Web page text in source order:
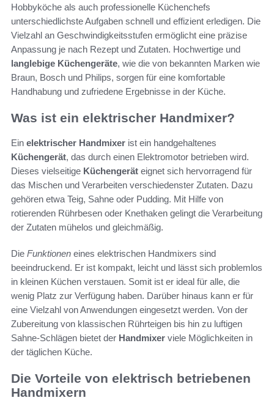
Hobbyköche als auch professionelle Küchenchefs
unterschiedlichste Aufgaben schnell und effizient erledigen. Die
Vielzahl an Geschwindigkeitsstufen ermöglicht eine präzise
Anpassung je nach Rezept und Zutaten. Hochwertige und
langlebige Küchengeräte, wie die von bekannten Marken wie
Braun, Bosch und Philips, sorgen für eine komfortable
Handhabung und zufriedene Ergebnisse in der Küche.
Was ist ein elektrischer Handmixer?
Ein elektrischer Handmixer ist ein handgehaltenes
Küchengerät, das durch einen Elektromotor betrieben wird.
Dieses vielseitige Küchengerät eignet sich hervorragend für
das Mischen und Verarbeiten verschiedenster Zutaten. Dazu
gehören etwa Teig, Sahne oder Pudding. Mit Hilfe von
rotierenden Rührbesen oder Knethaken gelingt die Verarbeitung
der Zutaten mühelos und gleichmäßig.
Die Funktionen eines elektrischen Handmixers sind
beeindruckend. Er ist kompakt, leicht und lässt sich problemlos
in kleinen Küchen verstauen. Somit ist er ideal für alle, die
wenig Platz zur Verfügung haben. Darüber hinaus kann er für
eine Vielzahl von Anwendungen eingesetzt werden. Von der
Zubereitung von klassischen Rührteigen bis hin zu luftigen
Sahne-Schlägen bietet der Handmixer viele Möglichkeiten in
der täglichen Küche.
Die Vorteile von elektrisch betriebenen
Handmixern